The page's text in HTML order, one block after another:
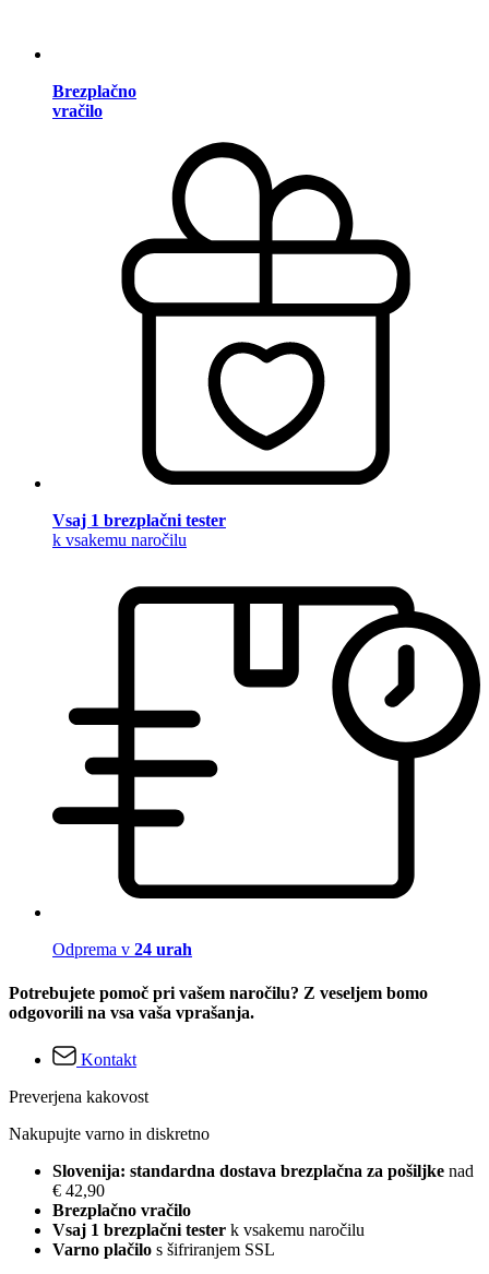
Brezplačno
vračilo
Vsaj 1 brezplačni tester
k vsakemu naročilu
Odprema v 24 urah
Potrebujete pomoč pri vašem naročilu? Z veseljem bomo
odgovorili na vsa vaša vprašanja.
Kontakt
Preverjena kakovost
Nakupujte varno in diskretno
Slovenija: standardna dostava brezplačna za pošiljke nad
€ 42,90
Brezplačno vračilo
Vsaj 1 brezplačni tester k vsakemu naročilu
Varno plačilo s šifriranjem SSL